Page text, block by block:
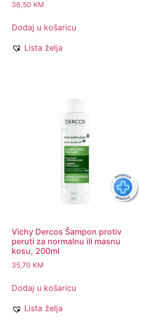
36,50 KM
Dodaj u košaricu
Lista želja
Vichy Dercos Šampon protiv
peruti za normalnu ili masnu
kosu, 200ml
35,70 KM
Dodaj u košaricu
Lista želja